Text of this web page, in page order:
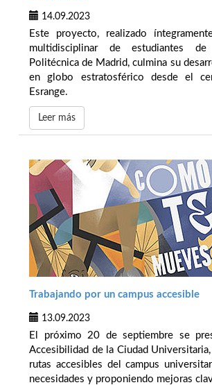
14.09.2023
Este proyecto, realizado
multidisciplinar de estudiantes
Politécnica de Madrid, culmina su
en globo estratosférico desde el
Esrange.
Leer más
Trabajando por un campus accesible
13.09.2023
El próximo 20 de septiembre se
Accesibilidad de la Ciudad
rutas accesibles del campus
necesidades y proponiendo mejoras